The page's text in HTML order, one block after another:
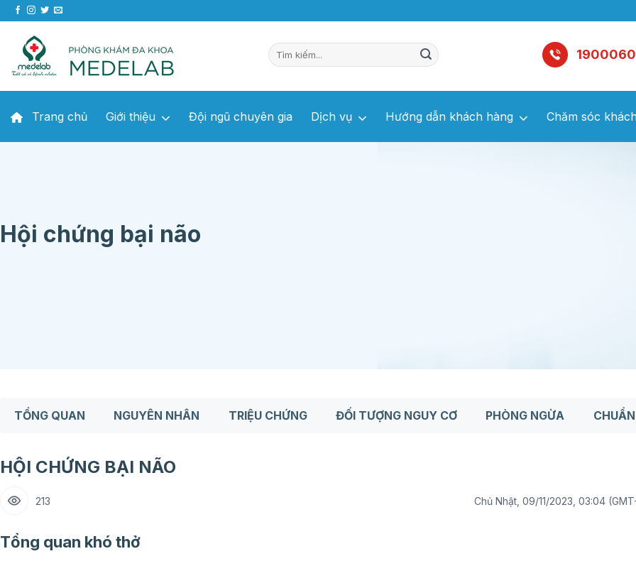
Chuyển
đến
dung
Trang chủ Giới thiệu Đội ngũ chuyên gia Dịch vụ Hướng dẫn khách hàng Chăm sóc
Hội chứng bại não
TỔNG QUAN NGUYÊN NHÂN TRIỆU CHỨNG ĐỐI TƯỢNG NGUY CƠ PHÒNG NGỪA
HỘI CHỨNG BẠI NÃO
213 Chủ Nhật, 09/11/2023, 03:04
Tổng quan khó thở